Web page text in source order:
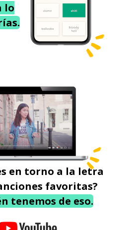
lo
en torno a la letra
favoritas?
tenemos de eso.